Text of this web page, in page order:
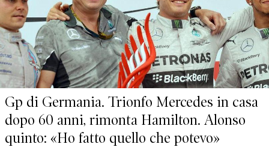
Gp di Germania. Trionfo Mercedes in casa
dopo 60 anni, rimonta Hamilton. Alonso
quinto: «Ho fatto quello che potevo»